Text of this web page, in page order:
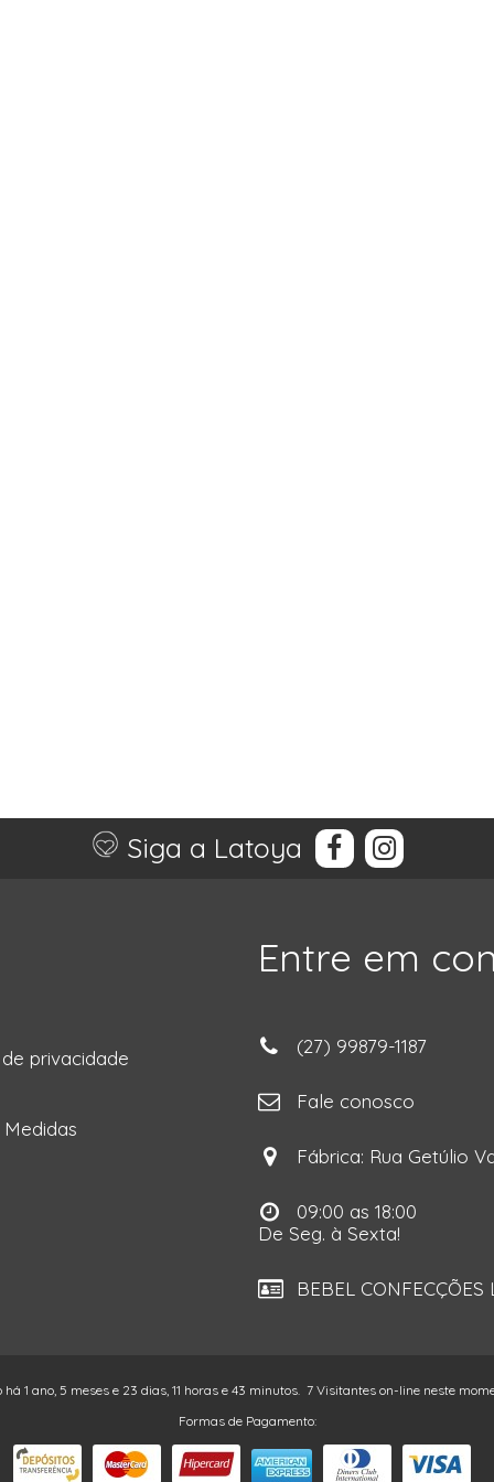
Siga a Latoya
privacidade
Entre em
(27) 99879-1187
Fale conosco
Fábrica: Rua Getúlio
09:00 as 18:00
De Seg. à Sexta!
BEBEL
1 ano, 5 meses e 23 dias, 11 horas e 43 minutos. 7 Visitantes on-line neste
Formas de Pagamento: